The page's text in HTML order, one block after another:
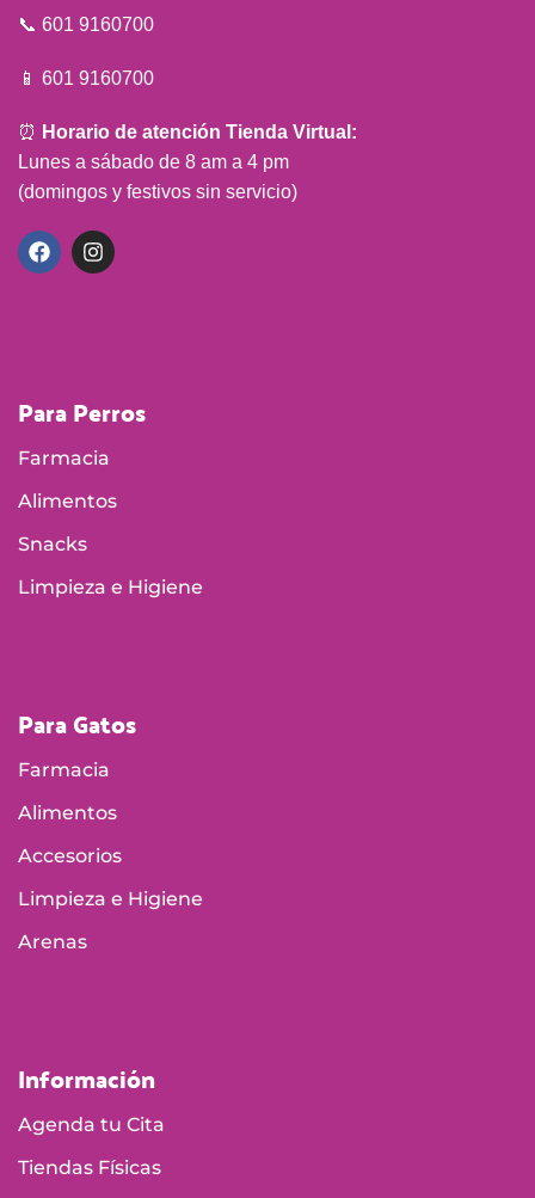
📞 601 9160700
📱 601 9160700
⏰ Horario de atención Tienda Virtual:
Lunes a sábado de 8 am a 4 pm
(domingos y festivos sin servicio)
Para Perros
Farmacia
Alimentos
Snacks
Limpieza e Higiene
Para Gatos
Farmacia
Alimentos
Accesorios
Limpieza e Higiene
Arenas
Información
Agenda tu Cita
Tiendas Físicas